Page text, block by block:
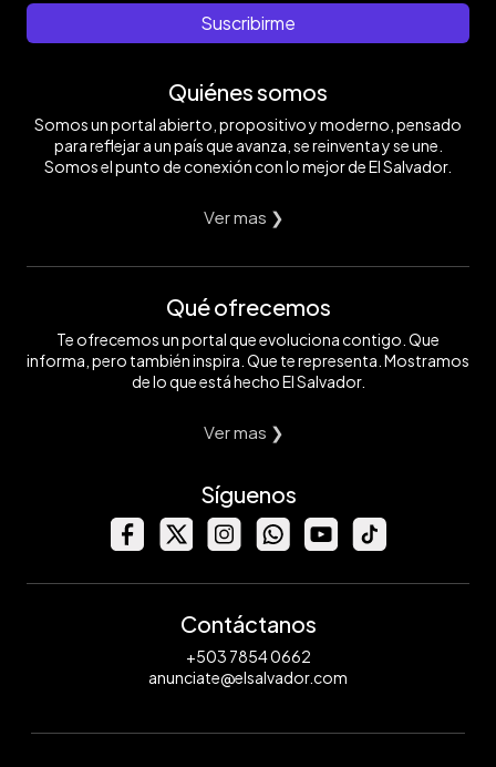
Suscribirme
Quiénes somos
Somos un portal abierto, propositivo y moderno, pensado
para reflejar a un país que avanza, se reinventa y se une.
Somos el punto de conexión con lo mejor de El Salvador.
Ver mas ❯
Qué ofrecemos
Te ofrecemos un portal que evoluciona contigo. Que
informa, pero también inspira. Que te representa. Mostramos
de lo que está hecho El Salvador.
Ver mas ❯
Síguenos
Contáctanos
+503 7854 0662
anunciate@elsalvador.com